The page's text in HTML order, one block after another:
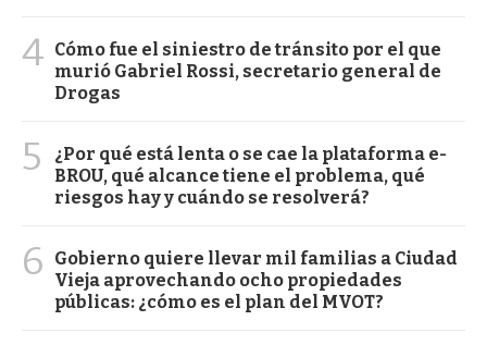
4 Cómo fue el siniestro de tránsito por el que
murió Gabriel Rossi, secretario general de
Drogas
5
¿Por qué está lenta o se cae la plataforma e-
BROU, qué alcance tiene el problema, qué
riesgos hay y cuándo se resolverá?
6
Gobierno quiere llevar mil familias a Ciudad
Vieja aprovechando ocho propiedades
públicas: ¿cómo es el plan del MVOT?